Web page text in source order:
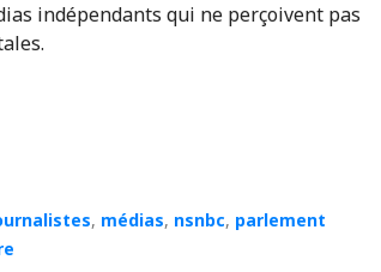
indépendants qui ne perçoivent pas
, médias, nsnbc, parlement